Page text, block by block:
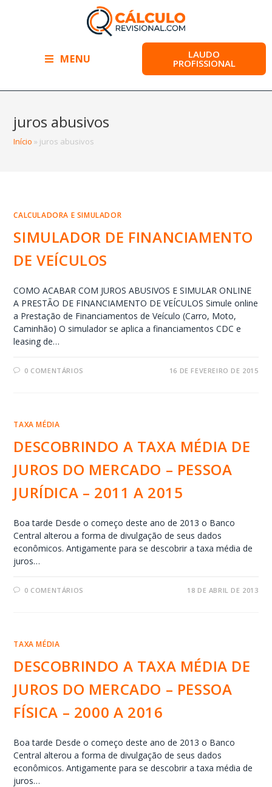
MENU LAUDO
PROFISSIONAL
juros abusivos
Início » juros abusivos
CALCULADORA E SIMULADOR
SIMULADOR DE FINANCIAMENTO
DE VEÍCULOS
COMO ACABAR COM JUROS ABUSIVOS E SIMULAR ONLINE
A PRESTÃO DE FINANCIAMENTO DE VEÍCULOS Simule online
a Prestação de Financiamentos de Veículo (Carro, Moto,
Caminhão) O simulador se aplica a financiamentos CDC e
leasing de…
0 COMENTÁRIOS 16 DE FEVEREIRO DE 2015
TAXA MÉDIA
DESCOBRINDO A TAXA MÉDIA DE
JUROS DO MERCADO – PESSOA
JURÍDICA – 2011 A 2015
Boa tarde Desde o começo deste ano de 2013 o Banco
Central alterou a forma de divulgação de seus dados
econômicos. Antigamente para se descobrir a taxa média de
juros…
0 COMENTÁRIOS 18 DE ABRIL DE 2013
TAXA MÉDIA
DESCOBRINDO A TAXA MÉDIA DE
JUROS DO MERCADO – PESSOA
FÍSICA – 2000 A 2016
Boa tarde Desde o começo deste ano de 2013 o Banco
Central alterou a forma de divulgação de seus dados
econômicos. Antigamente para se descobrir a taxa média de
juros…